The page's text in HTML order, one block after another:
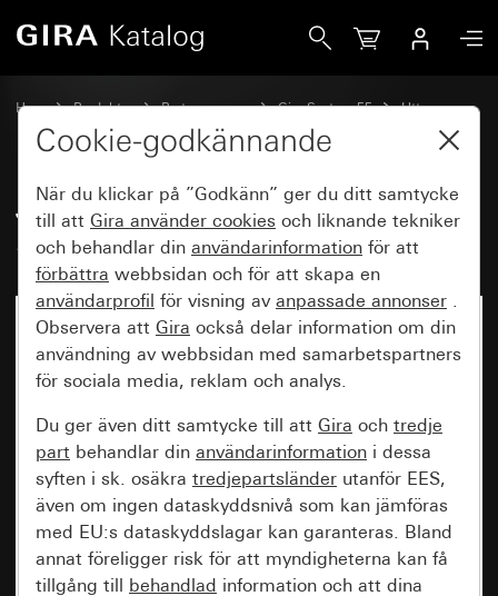
Hem Produkter Brytarprogram Gira System 55 Uttag
Jordat uttag 16 A 250 V~
Skruvklämmor
Cookie-godkännande
När du klickar på ”Godkänn” ger du ditt samtycke
till att Gira använder cookies och liknande tekniker
och behandlar din användarinformation för att
förbättra webbsidan och för att skapa en
användarprofil för visning av anpassade annonser .
Observera att Gira också delar information om din
användning av webbsidan med samarbetspartners
för sociala media, reklam och analys.
Du ger även ditt samtycke till att Gira och tredje
part behandlar din användarinformation i dessa
syften i sk. osäkra tredjepartsländer utanför EES,
även om ingen dataskyddsnivå som kan jämföras
med EU:s dataskyddslagar kan garanteras. Bland
annat föreligger risk för att myndigheterna kan få
tillgång till behandlad information och att dina